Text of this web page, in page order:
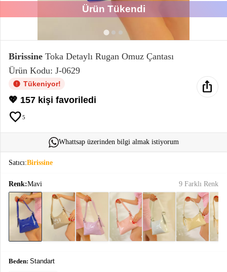
Sweatshirt
T-Shirt
Ev
Giyim keyboard_arrow_down
Takımlar keyboard_arrow_down
Ürün Tükendi
Birissine Toka Detaylı Rugan Omuz Çantası
Ürün Kodu: J-0629
Tükeniyor!
💖 157 kişi favoriledi
favorite5
ios_share
Whattsap üzerinden bilgi almak istiyorum
Satıcı:Birissine
Renk:Mavi 9 Farklı Renk
Beden: Standart